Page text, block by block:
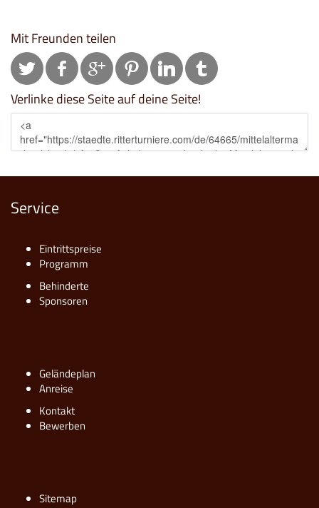
Mit Freunden teilen
Verlinke diese Seite auf deine Seite!
Service
Eintrittspreise
Programm
Behinderte
Sponsoren
Geländeplan
Anreise
Kontakt
Bewerben
Sitemap